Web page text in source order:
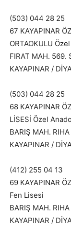
(503) 044 28 25
67 KAYAPINAR
ORTAOKULU
FIRAT MAH. 569.
KAYAPINAR /
(503) 044 28 25
68 KAYAPINAR
LİSESİ Özel
BARIŞ MAH.
KAYAPINAR /
(412) 255 04 13
69 KAYAPINAR
Fen Lisesi
BARIŞ MAH.
KAYAPINAR /